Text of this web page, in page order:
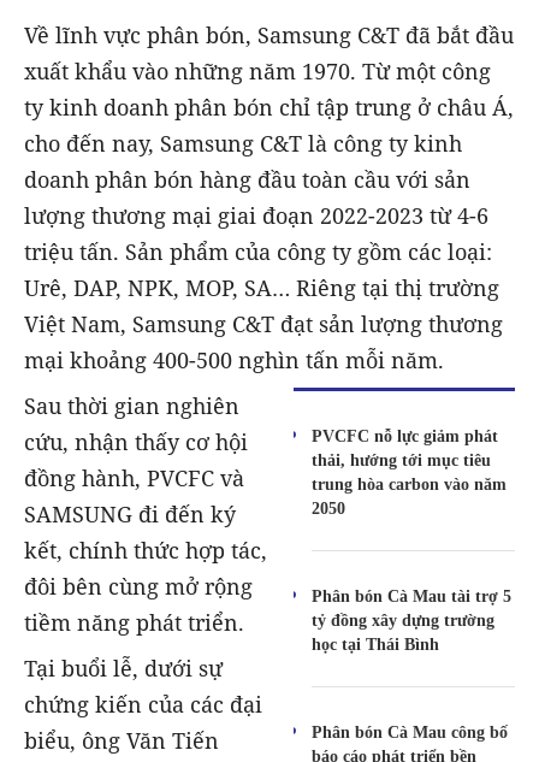
Về lĩnh vực phân bón, Samsung C&T đã bắt đầu
xuất khẩu vào những năm 1970. Từ một công
ty kinh doanh phân bón chỉ tập trung ở châu Á,
cho đến nay, Samsung C&T là công ty kinh
doanh phân bón hàng đầu toàn cầu với sản
lượng thương mại giai đoạn 2022-2023 từ 4-6
triệu tấn. Sản phẩm của công ty gồm các loại:
Urê, DAP, NPK, MOP, SA… Riêng tại thị trường
Việt Nam, Samsung C&T đạt sản lượng thương
mại khoảng 400-500 nghìn tấn mỗi năm.
PVCFC nỗ lực giảm phát
thải, hướng tới mục tiêu
trung hòa carbon vào năm
2050
Phân bón Cà Mau tài trợ 5
tỷ đồng xây dựng trường
học tại Thái Bình
Phân bón Cà Mau công bố
báo cáo phát triển bền
Sau thời gian nghiên
cứu, nhận thấy cơ hội
đồng hành, PVCFC và
SAMSUNG đi đến ký
kết, chính thức hợp tác,
đôi bên cùng mở rộng
tiềm năng phát triển.
Tại buổi lễ, dưới sự
chứng kiến của các đại
biểu, ông Văn Tiến